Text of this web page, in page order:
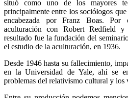
situó como uno de los mayores
principalmente entre los sociólogos
encabezada por Franz Boas. Por
aculturación con Robert Redfield
resultado fue la fundación del
el estudio de la aculturación, en 1936.
Desde 1946 hasta su fallecimiento,
en la Universidad de Yale, ahí se
problemas del relativismo cultural y los